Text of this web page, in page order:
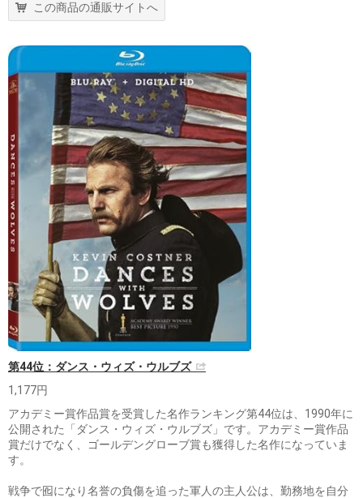
この商品の通販サイトへ
第44位：ダンス・ウィズ・ウルブズ
1,177円
アカデミー賞作品賞を受賞した名作ランキング第44位は、1990年に
公開された「ダンス・ウィズ・ウルブズ」です。アカデミー賞作品
賞だけでなく、ゴールデングローブ賞も獲得した名作になっていま
す。
戦争で囮になり名誉の負傷を追った軍人の主人公は、勤務地を自分